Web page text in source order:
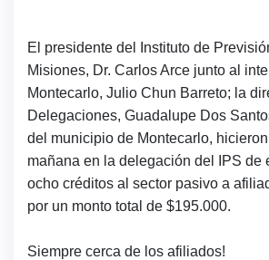
El presidente del Instituto de
Misiones, Dr. Carlos Arce junto al
Montecarlo, Julio Chun Barreto; la
Delegaciones, Guadalupe Dos
del municipio de Montecarlo,
mañana en la delegación del IPS de
ocho créditos al sector pasivo a
por un monto total de $195.000.
Siempre cerca de los afiliados!